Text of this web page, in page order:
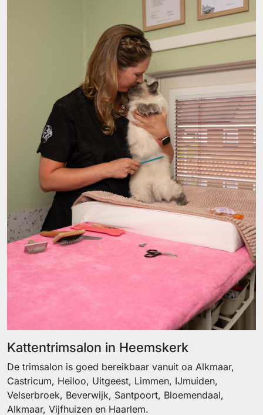
Kattentrimsalon in Heemskerk
De trimsalon is goed bereikbaar vanuit oa Alkmaar,
Castricum, Heiloo, Uitgeest, Limmen, IJmuiden,
Velserbroek, Beverwijk, Santpoort, Bloemendaal,
Alkmaar, Vijfhuizen en Haarlem.